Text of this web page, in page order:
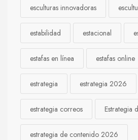
esculturas innovadoras
estabilidad estacional
estafas en línea estafas online
estrategia estrategia 2026
estrategia correos Estrategia
estrategia de contenido 2026